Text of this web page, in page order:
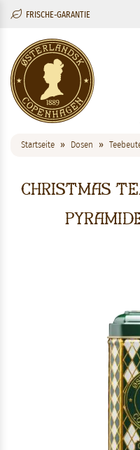
FRISCHE-GARANTIE
Startseite Dosen
Christmas